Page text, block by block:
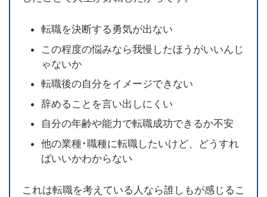
転職を決断する勇気が出ない
この程度の悩みなら我慢したほうがいいんじ
ゃないか
転職後の自分をイメージできない
辞めることを言い出しにくい
自分の年齢や能力で転職成功できるか不安
他の業種･職種に転職したいけど、どうすれ
ばいいかわからない
これは転職を考えている人なら誰しもが感じるこ